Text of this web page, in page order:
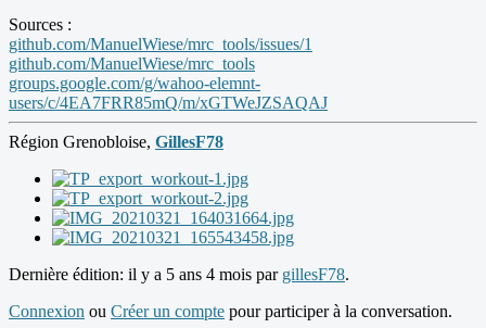
Sources :
github.com/ManuelWiese/mrc_tools/issues/1
github.com/ManuelWiese/mrc_tools
groups.google.com/g/wahoo-elemnt-
users/c/4EA7FRR85mQ/m/xGTWeJZSAQAJ
Région Grenobloise, GillesF78
Dernière édition: il y a 5 ans 4 mois par gillesF78.
Connexion ou Créer un compte pour participer à la conversation.